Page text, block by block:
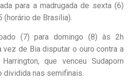
para a madrugada de sexta (6)
(horário de Brasília).
(7) para domingo (8) às 2h
vez de Bia disputar o ouro contra a
que venceu Sudaporn
nas semifinais.